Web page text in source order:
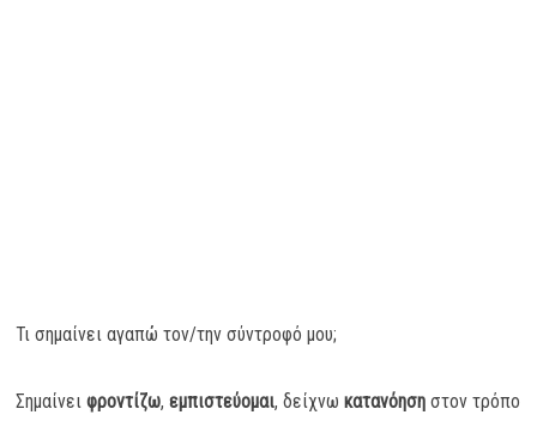
Τι σημαίνει αγαπώ τον/την σύντροφό μου;
Σημαίνειφροντίζω,εμπιστεύομαι, δείχνωκατανόηση στον τρόπο